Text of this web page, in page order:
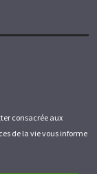
consacrée aux
de la vie vous informe